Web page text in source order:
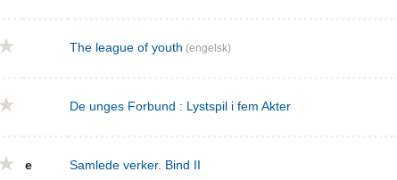
The league of youth (engelsk)
De unges Forbund : Lystspil i fem Akter
e Samlede verker. Bind II